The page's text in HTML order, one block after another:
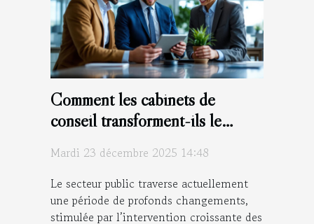
Comment les cabinets de
conseil transforment-ils le
Mardi 23 décembre 2025 14:48
Le secteur public traverse actuellement
une période de profonds changements,
stimulée par l’intervention croissante des